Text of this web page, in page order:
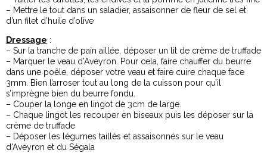
– Mettre le tout dans un saladier, assaisonner de fleur de sel et
d’un filet d’huile d’olive
Dressage :
– Sur la tranche de pain aillée, déposer un lit de crème de truffade
– Marquer le veau d’Aveyron. Pour cela, faire chauffer du beurre
dans une poêle, déposer votre veau et faire cuire chaque face
3mm. Bien l’arroser tout au long de la cuisson pour qu’il
s’imprègne bien du beurre fondu.
– Couper la longe en lingot de 3cm de large.
– Chaque lingot les recouper en biseaux puis les déposer sur la
crème de truffade
– Déposer les légumes taillés et assaisonnés sur le veau
d’Aveyron et du Ségala